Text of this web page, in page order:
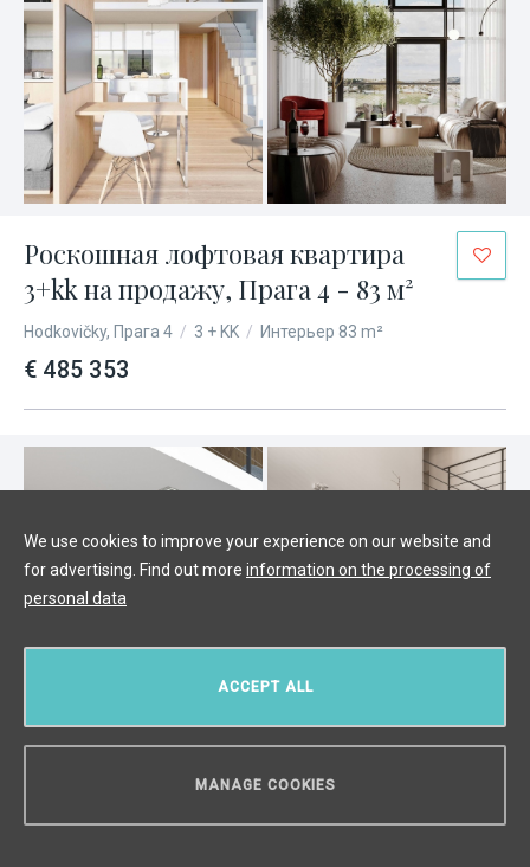
Роскошная лофтовая квартира
3+kk на продажу, Прага 4 - 83 м²
Hodkovičky, Прага 4 / 3 + KK / Интерьер 83 m²
€ 485 353
Роскошная лофт-квартира 4+kk
на продажу, Прага 4 - 133 м2
ACCEPT ALL
MANAGE COOKIES
We use cookies to improve your experience on our website and
for advertising. Find out more information on the processing of
personal data